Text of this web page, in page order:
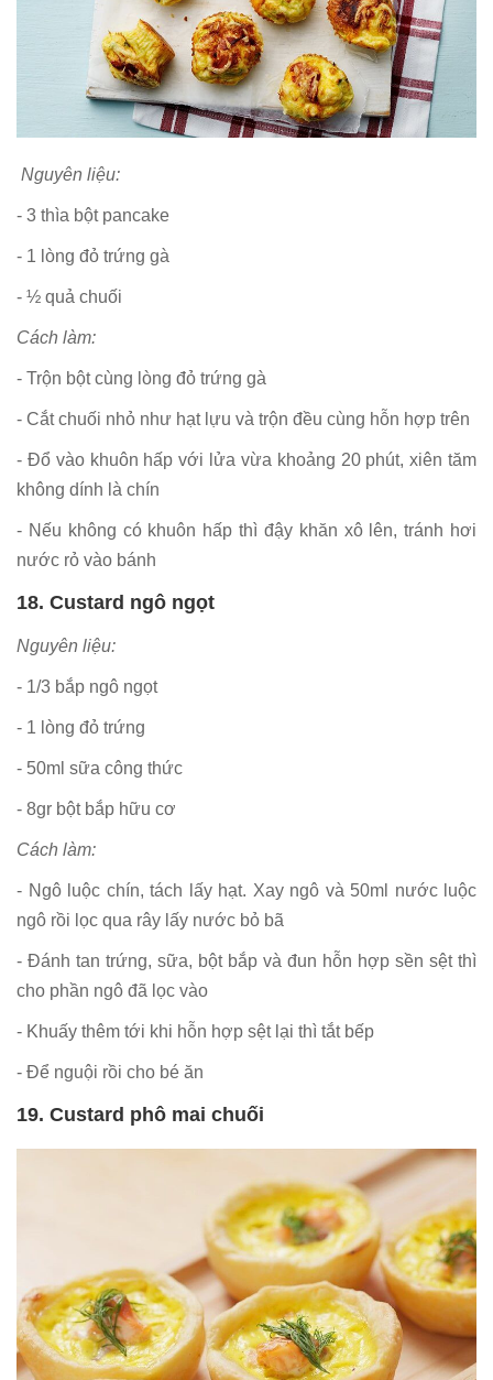
Nguyên liệu:
- 3 thìa bột pancake
- 1 lòng đỏ trứng gà
- ½ quả chuối
Cách làm:
- Trộn bột cùng lòng đỏ trứng gà
- Cắt chuối nhỏ như hạt lựu và trộn đều cùng hỗn hợp trên
- Đổ vào khuôn hấp với lửa vừa khoảng 20 phút, xiên tăm
không dính là chín
- Nếu không có khuôn hấp thì đậy khăn xô lên, tránh hơi
nước rỏ vào bánh
18. Custard ngô ngọt
Nguyên liệu:
- 1/3 bắp ngô ngọt
- 1 lòng đỏ trứng
- 50ml sữa công thức
- 8gr bột bắp hữu cơ
Cách làm:
- Ngô luộc chín, tách lấy hạt. Xay ngô và 50ml nước luộc
ngô rồi lọc qua rây lấy nước bỏ bã
- Đánh tan trứng, sữa, bột bắp và đun hỗn hợp sền sệt thì
cho phần ngô đã lọc vào
- Khuấy thêm tới khi hỗn hợp sệt lại thì tắt bếp
- Để nguội rồi cho bé ăn
19. Custard phô mai chuối